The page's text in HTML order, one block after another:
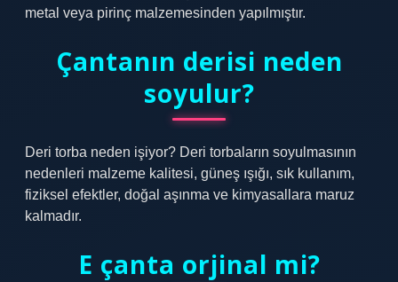
metal veya pirinç malzemesinden yapılmıştır.
Çantanın derisi neden
soyulur?
Deri torba neden işiyor? Deri torbaların soyulmasının
nedenleri malzeme kalitesi, güneş ışığı, sık kullanım,
fiziksel efektler, doğal aşınma ve kimyasallara maruz
kalmadır.
E çanta orjinal mi?